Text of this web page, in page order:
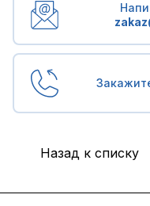
Назад к списку